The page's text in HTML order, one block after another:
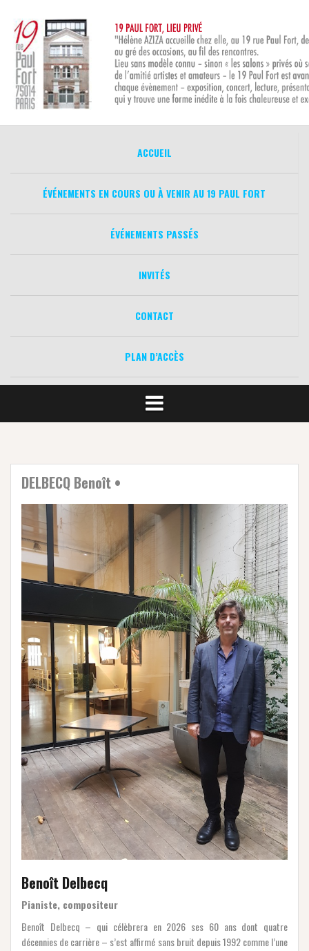
contenu
ACCUEIL
ÉVÉNEMENTS EN COURS OU À VENIR AU 19 PAUL FORT
ÉVÉNEMENTS PASSÉS
INVITÉS
CONTACT
PLAN D’ACCÈS
DELBECQ Benoît •
Benoît Delbecq
Pianiste, compositeur
Benoît Delbecq – qui célèbrera en 2026 ses 60 ans dont quatre
décennies de carrière – s’est affirmé sans bruit depuis 1992 comme l’une